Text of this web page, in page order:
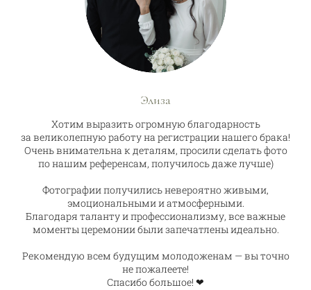
Элиза
Хотим выразить огромную благодарность
за великолепную работу на регистрации нашего брака!
Очень внимательна к деталям, просили сделать фото
по нашим референсам, получилось даже лучше)
Фотографии получились невероятно живыми,
эмоциональными и атмосферными.
Благодаря таланту и профессионализму, все важные
моменты церемонии были запечатлены идеально.
Рекомендую всем будущим молодоженам — вы точно
не пожалеете!
Спасибо большое! ❤